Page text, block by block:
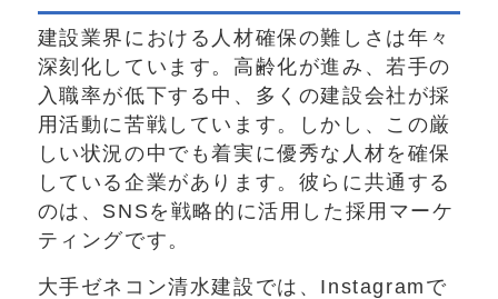
建設業界における人材確保の難しさは年々
深刻化しています。高齢化が進み、若手の
入職率が低下する中、多くの建設会社が採
用活動に苦戦しています。しかし、この厳
しい状況の中でも着実に優秀な人材を確保
している企業があります。彼らに共通する
のは、SNSを戦略的に活用した採用マーケ
ティングです。
大手ゼネコン清水建設では、Instagramで